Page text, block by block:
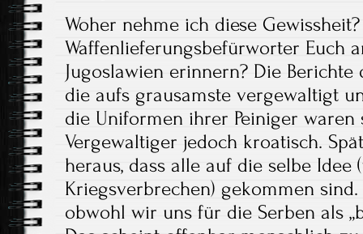
Woher nehme ich diese
Waffenlieferungsbefürworter Euch
Jugoslawien erinnern? Die Berichte
die aufs grausamste vergewaltigt
die Uniformen ihrer Peiniger waren
Vergewaltiger jedoch kroatisch.
heraus, dass alle auf die selbe Idee
Kriegsverbrechen) gekommen
obwohl wir uns für die Serben als